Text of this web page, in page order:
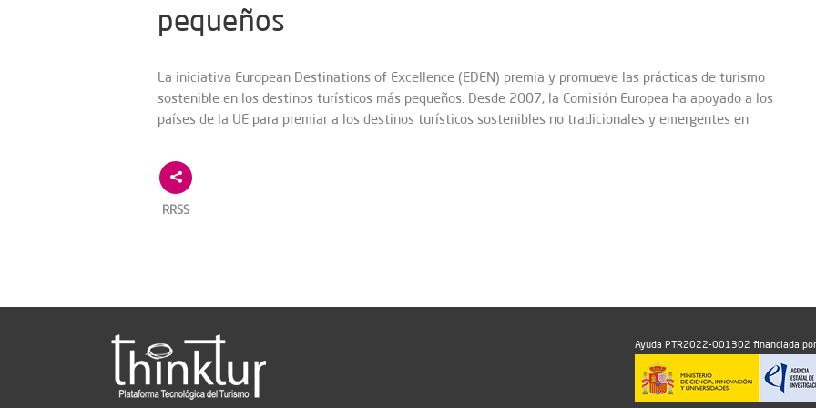
pequeños
La iniciativa European Destinations of Excellence (EDEN) premia y promueve las prácticas de turismo
sostenible en los destinos turísticos más pequeños. Desde 2007, la Comisión Europea ha apoyado a los
países de la UE para premiar a los destinos turísticos sostenibles no tradicionales y emergentes en
RRSS
Ayuda PTR2022-001302 financiada